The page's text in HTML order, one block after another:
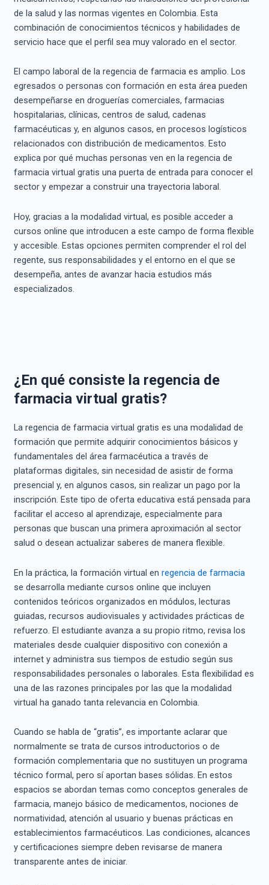
de la salud y las normas vigentes en Colombia. Esta
combinación de conocimientos técnicos y habilidades de
servicio hace que el perfil sea muy valorado en el sector.
El campo laboral de la regencia de farmacia es amplio. Los
egresados o personas con formación en esta área pueden
desempeñarse en droguerías comerciales, farmacias
hospitalarias, clínicas, centros de salud, cadenas
farmacéuticas y, en algunos casos, en procesos logísticos
relacionados con distribución de medicamentos. Esto
explica por qué muchas personas ven en la regencia de
farmacia virtual gratis una puerta de entrada para conocer el
sector y empezar a construir una trayectoria laboral.
Hoy, gracias a la modalidad virtual, es posible acceder a
cursos online que introducen a este campo de forma flexible
y accesible. Estas opciones permiten comprender el rol del
regente, sus responsabilidades y el entorno en el que se
desempeña, antes de avanzar hacia estudios más
especializados.
¿En qué consiste la regencia de
farmacia virtual gratis?
La regencia de farmacia virtual gratis es una modalidad de
formación que permite adquirir conocimientos básicos y
fundamentales del área farmacéutica a través de
plataformas digitales, sin necesidad de asistir de forma
presencial y, en algunos casos, sin realizar un pago por la
inscripción. Este tipo de oferta educativa está pensada para
facilitar el acceso al aprendizaje, especialmente para
personas que buscan una primera aproximación al sector
salud o desean actualizar saberes de manera flexible.
En la práctica, la formación virtual en regencia de farmacia
se desarrolla mediante cursos online que incluyen
contenidos teóricos organizados en módulos, lecturas
guiadas, recursos audiovisuales y actividades prácticas de
refuerzo. El estudiante avanza a su propio ritmo, revisa los
materiales desde cualquier dispositivo con conexión a
internet y administra sus tiempos de estudio según sus
responsabilidades personales o laborales. Esta flexibilidad es
una de las razones principales por las que la modalidad
virtual ha ganado tanta relevancia en Colombia.
Cuando se habla de “gratis”, es importante aclarar que
normalmente se trata de cursos introductorios o de
formación complementaria que no sustituyen un programa
técnico formal, pero sí aportan bases sólidas. En estos
espacios se abordan temas como conceptos generales de
farmacia, manejo básico de medicamentos, nociones de
normatividad, atención al usuario y buenas prácticas en
establecimientos farmacéuticos. Las condiciones, alcances
y certificaciones siempre deben revisarse de manera
transparente antes de iniciar.